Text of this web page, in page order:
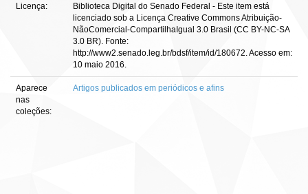
Licença:
Biblioteca Digital do Senado Federal - Este item está
licenciado sob a Licença Creative Commons Atribuição-
NãoComercial-CompartilhaIgual 3.0 Brasil (CC BY-NC-SA
3.0 BR). Fonte:
http://www2.senado.leg.br/bdsf/item/id/180672. Acesso em:
10 maio 2016.
Aparece
nas
coleções:
Artigos publicados em periódicos e afins